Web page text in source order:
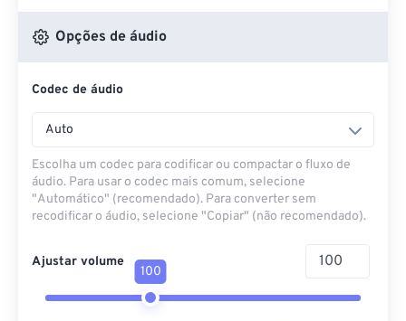
Do OneDrive
Opções de áudio
Codec de áudio
Auto
Escolha um codec para codificar ou compactar o fluxo de
áudio. Para usar o codec mais comum, selecione
"Automático" (recomendado). Para converter sem
recodificar o áudio, selecione "Copiar" (não recomendado).
Ajustar volume
100